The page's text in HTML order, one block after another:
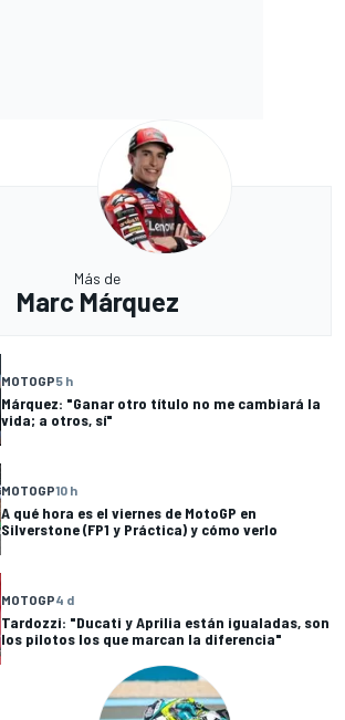
Más de
Marc Márquez
MOTOGP5 h
Márquez: "Ganar otro título no me cambiará la
vida; a otros, sí"
MOTOGP10 h
A qué hora es el viernes de MotoGP en
Silverstone (FP1 y Práctica) y cómo verlo
MOTOGP4 d
Tardozzi: "Ducati y Aprilia están igualadas, son
los pilotos los que marcan la diferencia"